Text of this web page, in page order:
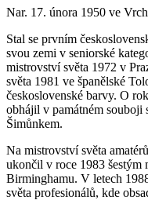
Nar. 17. února 1950 ve
Stal se prvním
svou zemi v seniorské
mistrovství světa 1972 v
světa 1981 ve španělské
československé barvy. O
obhájil v památném souboji
Šimůnkem.
Na mistrovství světa
ukončil v roce 1983 šestým
Birminghamu. V letech
světa profesionálů, kde